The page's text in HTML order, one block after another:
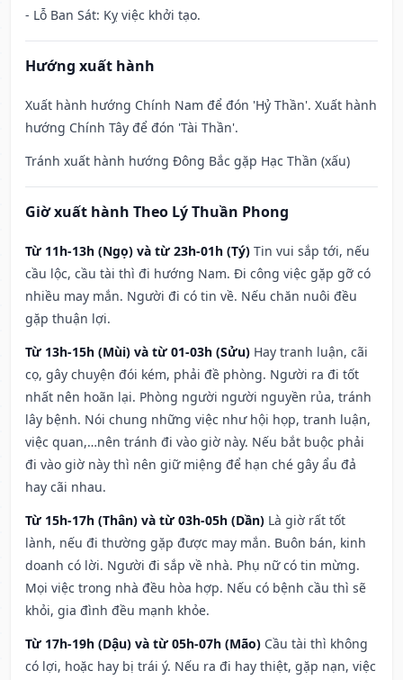
- Lỗ Ban Sát: Kỵ việc khởi tạo.
Hướng xuất hành
Xuất hành hướng Chính Nam để đón 'Hỷ Thần'. Xuất hành
hướng Chính Tây để đón 'Tài Thần'.
Tránh xuất hành hướng Đông Bắc gặp Hạc Thần (xấu)
Giờ xuất hành Theo Lý Thuần Phong
Từ 11h-13h (Ngọ) và từ 23h-01h (Tý) Tin vui sắp tới, nếu
cầu lộc, cầu tài thì đi hướng Nam. Đi công việc gặp gỡ có
nhiều may mắn. Người đi có tin về. Nếu chăn nuôi đều
gặp thuận lợi.
Từ 13h-15h (Mùi) và từ 01-03h (Sửu) Hay tranh luận, cãi
cọ, gây chuyện đói kém, phải đề phòng. Người ra đi tốt
nhất nên hoãn lại. Phòng người người nguyền rủa, tránh
lây bệnh. Nói chung những việc như hội họp, tranh luận,
việc quan,…nên tránh đi vào giờ này. Nếu bắt buộc phải
đi vào giờ này thì nên giữ miệng để hạn ché gây ẩu đả
hay cãi nhau.
Từ 15h-17h (Thân) và từ 03h-05h (Dần) Là giờ rất tốt
lành, nếu đi thường gặp được may mắn. Buôn bán, kinh
doanh có lời. Người đi sắp về nhà. Phụ nữ có tin mừng.
Mọi việc trong nhà đều hòa hợp. Nếu có bệnh cầu thì sẽ
khỏi, gia đình đều mạnh khỏe.
Từ 17h-19h (Dậu) và từ 05h-07h (Mão) Cầu tài thì không
có lợi, hoặc hay bị trái ý. Nếu ra đi hay thiệt, gặp nạn, việc